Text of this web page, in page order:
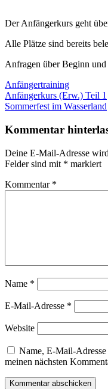
Der Anfängerkurs geht
Alle Plätze sind bereits
Anfragen über Beginn und
Anfängertraining
Vorheriger
Beitrag:
Anfängerkurs (Erw.) Teil 1
Nächster
Sommerfest im Wasserland
Kommentar
Deine E-Mail-Adresse
Felder sind mit * markiert
Kommentar *
Name *
E-Mail-Adresse *
Website
Name, E-Mail-
meinen nächsten